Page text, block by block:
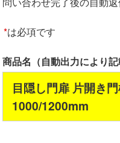
*は必項です
商品名（自動出力により記
目隠し門扉 片開き
1000/1200mm